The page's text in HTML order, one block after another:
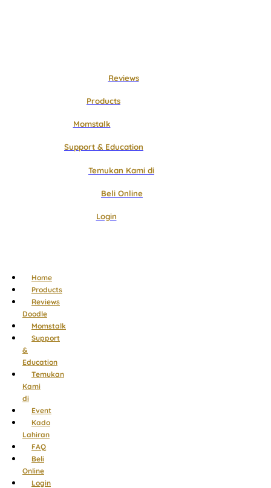
Reviews
Products
Momstalk
Support & Education
Temukan Kami di
Beli Online
Login
Home
Products
Reviews
Doodle
Momstalk
Support
&
Education
Temukan
Kami
di
Event
Kado
Lahiran
FAQ
Beli
Online
Login